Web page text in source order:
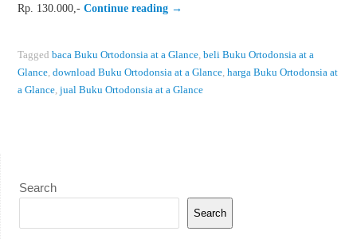
Rp. 130.000,- Continue reading →
Tagged baca Buku Ortodonsia at a Glance, beli Buku Ortodonsia at a
Glance, download Buku Ortodonsia at a Glance, harga Buku Ortodonsia at
a Glance, jual Buku Ortodonsia at a Glance
Search
Search